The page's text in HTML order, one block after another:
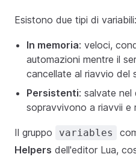
Esistono due tipi di variabili:
In memoria: veloci,
automazioni mentre il
cancellate al riavvio del
Persistenti: salvate nel
sopravvivono a riavvii e
Il gruppo variables
Helpers dell'editor Lua,